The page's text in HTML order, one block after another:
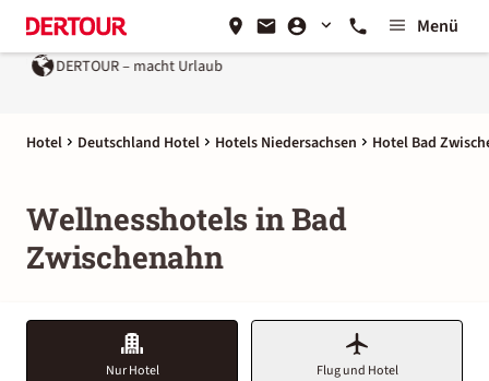
Menü
DERTOUR – macht Urlaub
Hotel Deutschland Hotel Hotels Niedersachsen Hotel Bad
Wellnesshotels in Bad
Zwischenahn
Nur Hotel Flug und Hotel